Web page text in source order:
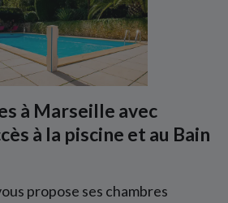
à Marseille avec
à la piscine et au Bain
propose ses chambres